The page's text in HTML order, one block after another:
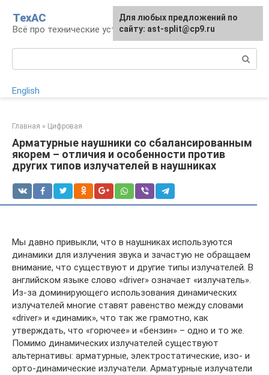
контенту
ТехАС
Всё про технические устройства
English
Главная » Цифровая
Арматурные наушники со сбалансированным
якорем – отличия и особенности против
других типов излучателей в наушниках
Мы давно привыкли, что в наушниках используются
динамики для излучения звука и зачастую не обращаем
внимание, что существуют и другие типы излучателей. В
английском языке слово «driver» означает «излучатель».
Из-за доминирующего использования динамических
излучателей многие ставят равенство между словами
«driver» и «динамик», что так же грамотно, как
утверждать, что «горючее» и «бензин» – одно и то же.
Помимо динамических излучателей существуют
альтернативы: арматурные, электростатические, изо- и
орто-динамические излучатели. Арматурные излучатели
Для любых предложений по
сайту: ast-split@cp9.ru